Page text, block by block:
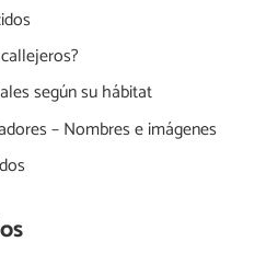
según su hábitat
– Nombres e imágenes